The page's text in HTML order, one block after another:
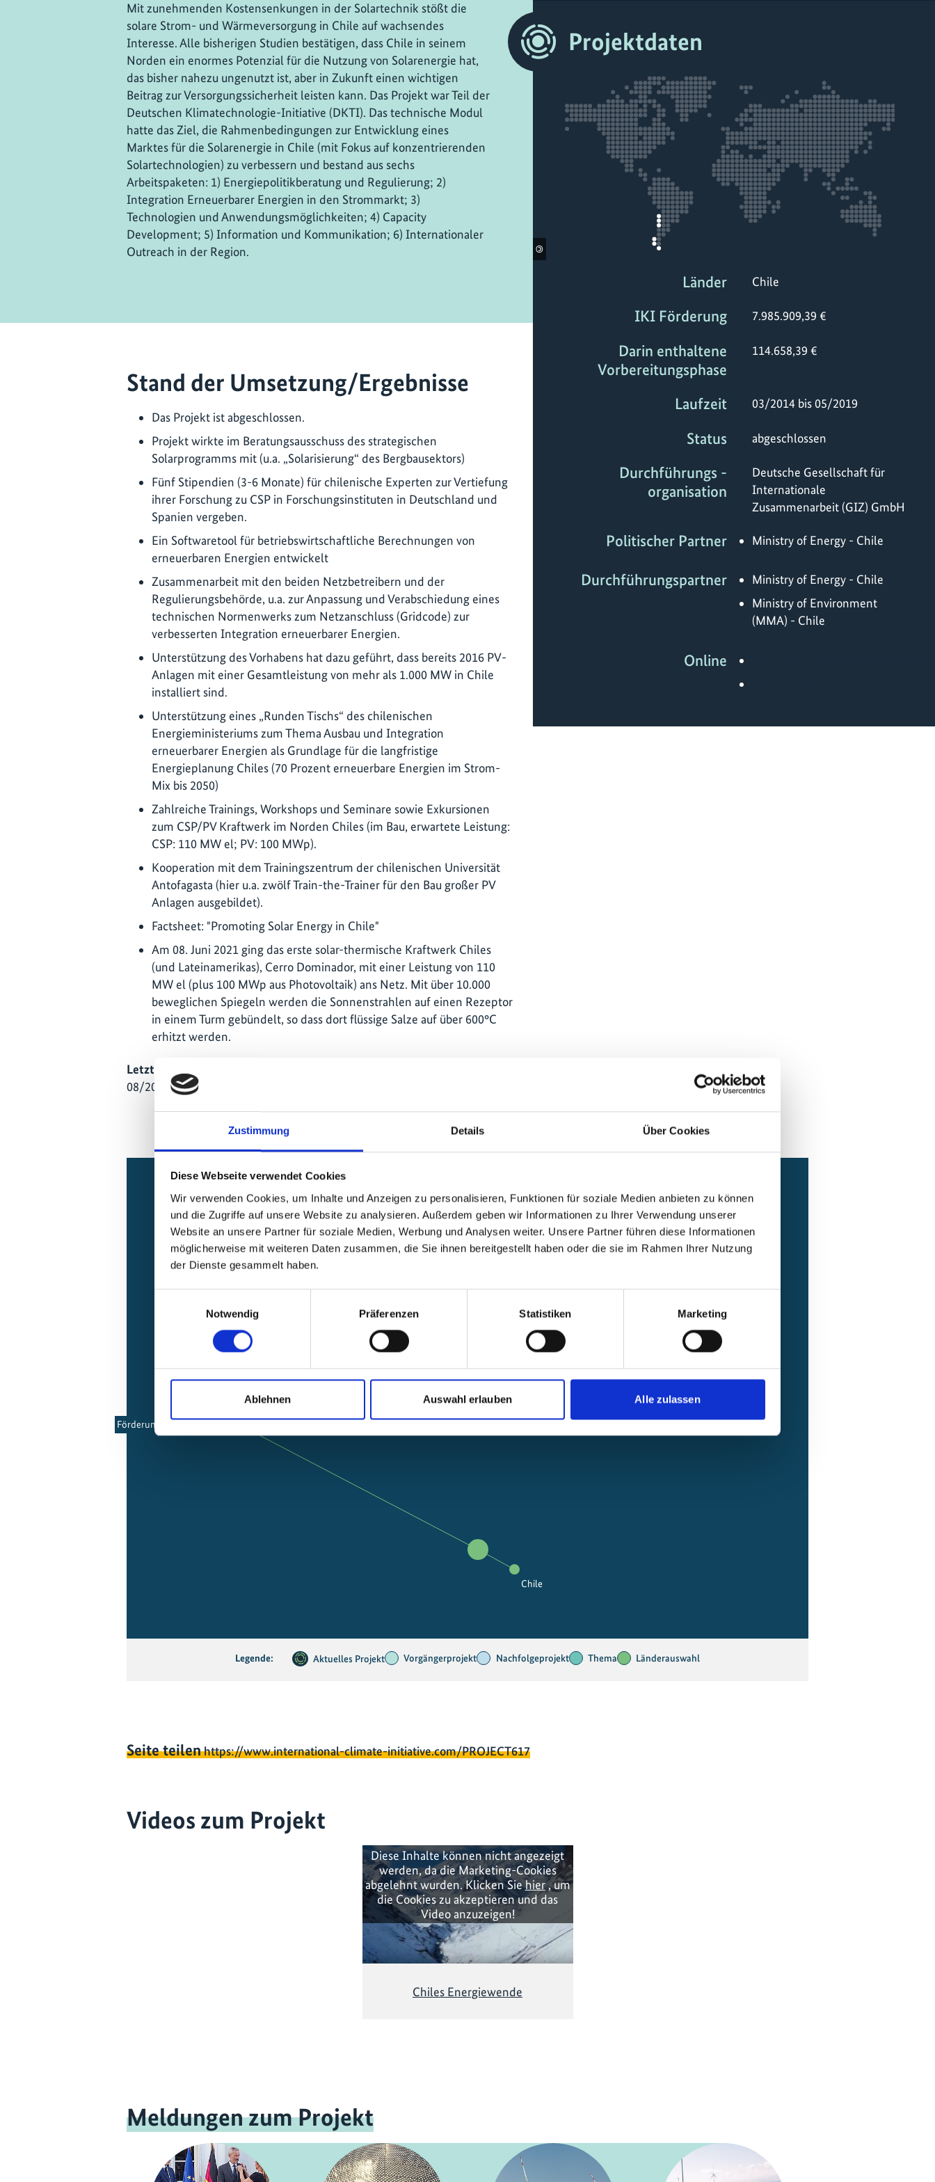
Zustimmung Details Über Cookies
Diese Webseite verwendet Cookies
Wir verwenden Cookies, um Inhalte und Anzeigen zu personalisieren, Funktionen für soziale Medien anbieten zu können
und die Zugriffe auf unsere Website zu analysieren. Außerdem geben wir Informationen zu Ihrer Verwendung unserer
Website an unsere Partner für soziale Medien, Werbung und Analysen weiter. Unsere Partner führen diese Informationen
möglicherweise mit weiteren Daten zusammen, die Sie ihnen bereitgestellt haben oder die sie im Rahmen Ihrer Nutzung
der Dienste gesammelt haben.
Notwendig
Präferenzen Statistiken Marketing
Ablehnen Auswahl erlauben Alle zulassen
Mit zunehmenden Kostensenkungen in der Solartechnik stößt die
solare Strom- und Wärmeversorgung in Chile auf wachsendes
Interesse. Alle bisherigen Studien bestätigen, dass Chile in seinem
Norden ein enormes Potenzial für die Nutzung von Solarenergie hat,
das bisher nahezu ungenutzt ist, aber in Zukunft einen wichtigen
Beitrag zur Versorgungssicherheit leisten kann. Das Projekt war Teil der
Deutschen Klimatechnologie-Initiative (DKTI). Das technische Modul
hatte das Ziel, die Rahmenbedingungen zur Entwicklung eines
Marktes für die Solarenergie in Chile (mit Fokus auf konzentrierenden
Solartechnologien) zu verbessern und bestand aus sechs
Arbeitspaketen: 1) Energiepolitikberatung und Regulierung; 2)
Integration Erneuerbarer Energien in den Strommarkt; 3)
Technologien und Anwendungsmöglichkeiten; 4) Capacity
Development; 5) Information und Kommunikation; 6) Internationaler
Outreach in der Region.
Projektdaten
©
Länder Chile
IKI Förderung 7.985.909,39 €
Darin enthaltene
Vorbereitungsphase
114.658,39 €
Laufzeit 03/2014 bis 05/2019
Status abgeschlossen
Durchführungs -
organisation
Deutsche Gesellschaft für
Internationale
Zusammenarbeit (GIZ) GmbH
Politischer Partner Ministry of Energy - Chile
Durchführungspartner
Ministry of Energy - Chile
Ministry of Environment
(MMA) - Chile
Online
Stand der Umsetzung/Ergebnisse
Das Projekt ist abgeschlossen.
Projekt wirkte im Beratungsausschuss des strategischen
Solarprogramms mit (u.a. „Solarisierung“ des Bergbausektors)
Fünf Stipendien (3-6 Monate) für chilenische Experten zur Vertiefung
ihrer Forschung zu CSP in Forschungsinstituten in Deutschland und
Spanien vergeben.
Ein Softwaretool für betriebswirtschaftliche Berechnungen von
erneuerbaren Energien entwickelt
Zusammenarbeit mit den beiden Netzbetreibern und der
Regulierungsbehörde, u.a. zur Anpassung und Verabschiedung eines
technischen Normenwerks zum Netzanschluss (Gridcode) zur
verbesserten Integration erneuerbarer Energien.
Unterstützung des Vorhabens hat dazu geführt, dass bereits 2016 PV-
Anlagen mit einer Gesamtleistung von mehr als 1.000 MW in Chile
installiert sind.
Unterstützung eines „Runden Tischs“ des chilenischen
Energieministeriums zum Thema Ausbau und Integration
erneuerbarer Energien als Grundlage für die langfristige
Energieplanung Chiles (70 Prozent erneuerbare Energien im Strom-
Mix bis 2050)
Zahlreiche Trainings, Workshops und Seminare sowie Exkursionen
zum CSP/PV Kraftwerk im Norden Chiles (im Bau, erwartete Leistung:
CSP: 110 MW el; PV: 100 MWp).
Kooperation mit dem Trainingszentrum der chilenischen Universität
Antofagasta (hier u.a. zwölf Train-the-Trainer für den Bau großer PV
Anlagen ausgebildet).
Factsheet: "Promoting Solar Energy in Chile"
Am 08. Juni 2021 ging das erste solar-thermische Kraftwerk Chiles
(und Lateinamerikas), Cerro Dominador, mit einer Leistung von 110
MW el (plus 100 MWp aus Photovoltaik) ans Netz. Mit über 10.000
beweglichen Spiegeln werden die Sonnenstrahlen auf einen Rezeptor
in einem Turm gebündelt, so dass dort flüssige Salze auf über 600°C
erhitzt werden.
Letzte Aktualisierung:
08/2026
Relationen zum Projekt
Energien/Energieeffizienz
Förderung der Solarenergie in Chile
Chile
Legende: Aktuelles Projekt Vorgängerprojekt Nachfolgeprojekt Thema Länderauswahl
Seite teilenhttps://www.international-climate-initiative.com/PROJECT617
Videos zum Projekt
Diese Inhalte können nicht angezeigt
werden, da die Marketing-Cookies
abgelehnt wurden. Klicken Siehier, um
die Cookies zu akzeptieren und das
Video anzuzeigen!
Chiles Energiewende
Meldungen zum Projekt